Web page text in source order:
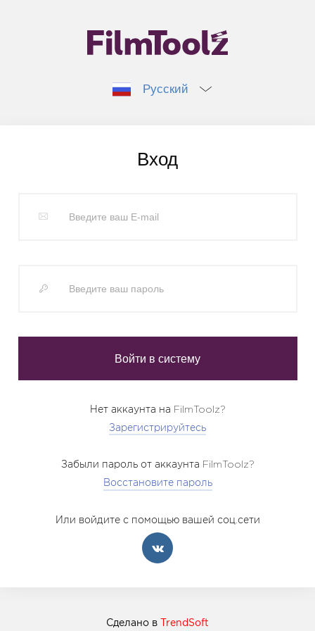
Русский
Вход
Нет аккаунта на FilmToolz?
Зарегистрируйтесь
Забыли пароль от аккаунта FilmToolz?
Восстановите пароль
Или войдите с помощью вашей соц.сети
Сделано в TrendSoft